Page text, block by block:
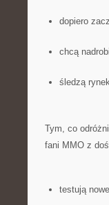
dopiero
chcą
śledzą
Tym, co
fani MMO z
testują